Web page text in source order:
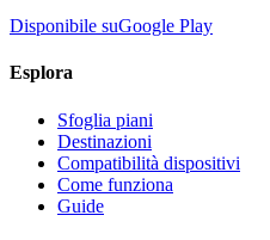
Disponibile suGoogle Play
Esplora
Sfoglia piani
Destinazioni
Compatibilità dispositivi
Come funziona
Guide